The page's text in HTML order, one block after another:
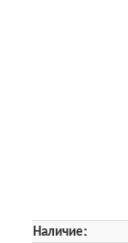
Наличие: